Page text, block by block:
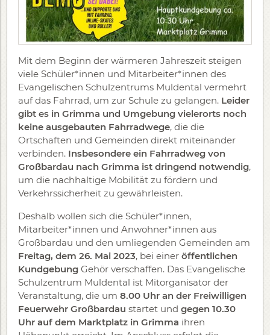
Mit dem Beginn der wärmeren Jahreszeit steigen
viele Schüler*innen und Mitarbeiter*innen des
Evangelischen Schulzentrums Muldental vermehrt
auf das Fahrrad, um zur Schule zu gelangen. Leider
gibt es in Grimma und Umgebung vielerorts noch
keine ausgebauten Fahrradwege, die die
Ortschaften und Gemeinden direkt miteinander
verbinden. Insbesondere ein Fahrradweg von
Großbardau nach Grimma ist dringend notwendig,
um die nachhaltige Mobilität zu fördern und
Verkehrssicherheit zu gewährleisten.
Deshalb wollen sich die Schüler*innen,
Mitarbeiter*innen und Anwohner*innen aus
Großbardau und den umliegenden Gemeinden am
Freitag, dem 26. Mai 2023, bei einer öffentlichen
Kundgebung Gehör verschaffen. Das Evangelische
Schulzentrum Muldental ist Mitorganisator der
Veranstaltung, die um 8.00 Uhr an der Freiwilligen
Feuerwehr Großbardau startet und gegen 10.30
Uhr auf dem Marktplatz in Grimma ihren